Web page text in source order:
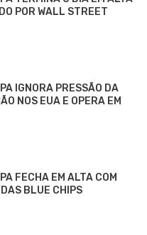
POR WALL STREET
IGNORA PRESSÃO DA
NOS EUA E OPERA EM
FECHA EM ALTA COM
BLUE CHIPS